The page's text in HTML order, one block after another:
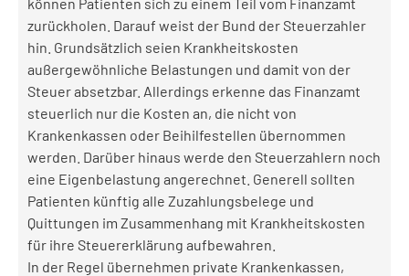
zurückholen. Darauf weist der Bund der Steuerzahler
hin. Grundsätzlich seien Krankheitskosten
außergewöhnliche Belastungen und damit von der
Steuer absetzbar. Allerdings erkenne das Finanzamt
steuerlich nur die Kosten an, die nicht von
Krankenkassen oder Beihilfestellen übernommen
werden. Darüber hinaus werde den Steuerzahlern noch
eine Eigenbelastung angerechnet. Generell sollten
Patienten künftig alle Zuzahlungsbelege und
Quittungen im Zusammenhang mit Krankheitskosten
für ihre Steuererklärung aufbewahren.
In der Regel übernehmen private Krankenkassen,